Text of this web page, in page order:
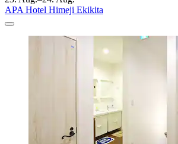
APA Hotel Himeji Ekikita